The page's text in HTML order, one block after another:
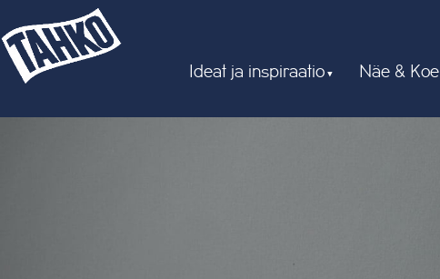
Ideat ja inspiraatio Näe & Koe